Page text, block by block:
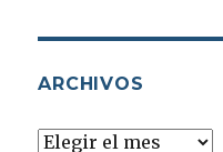
ARCHIVOS
Archivos